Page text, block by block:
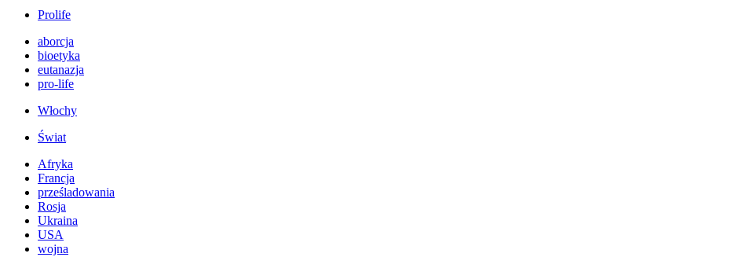
Prolife
aborcja
bioetyka
eutanazja
pro-life
Włochy
Świat
Afryka
Francja
prześladowania
Rosja
Ukraina
USA
wojna